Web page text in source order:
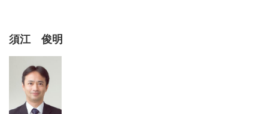
須江 俊明